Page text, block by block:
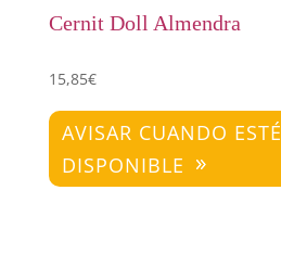
Cernit Doll Almendra
15,85€
AVISAR CUANDO ESTÉ
DISPONIBLE